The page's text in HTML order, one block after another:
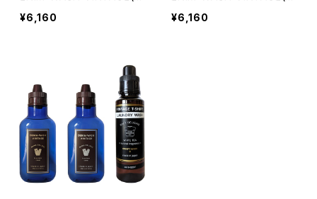
OLD※フローラル)/1本＋VI
NTAGE T-SHIRT LAUND
¥6,160
LVER※シトラス)/1本＋VIN
TAGE T-SHIRT LAUNDR
¥6,160